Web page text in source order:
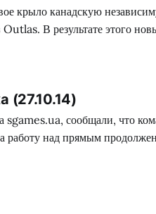
крыло канадскую
В результате этого
предыдущему, – Outlast II,
(27.10.14)
sgames.ua, сообщали, что
работу над прямым
стало известно, что новая